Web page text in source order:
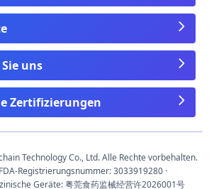
uns
Zertifizierungen
Technology Co., Ltd. Alle Rechte vorbehalten.
Registrierungsnummer: 3033919280 ·
Geräte: 粤莞食药监械经营许2026001号